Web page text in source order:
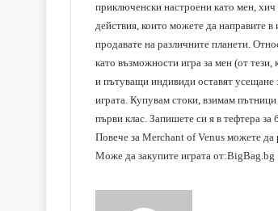
приключенски настроени като мен,
действия, които можете да направите
продавате на различните планети.
като възможности игра за мен (от
и пътуващи индивиди оставят усещане
играта. Купувам стоки, взимам
първи клас. Запишете си я в тефтера
Повече за Merchant of Venus можете да
Може да закупите играта от:BigBag.bg